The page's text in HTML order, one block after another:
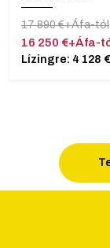
17 890 €+Áfa-tól
16 250 €+Áfa-
Lízingre: 4 128